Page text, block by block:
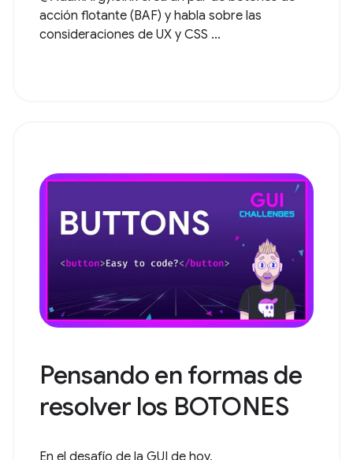
acción flotante (BAF) y habla sobre las
consideraciones de UX y CSS ...
Pensando en formas de
resolver los BOTONES
En el desafío de la GUI de hoy,